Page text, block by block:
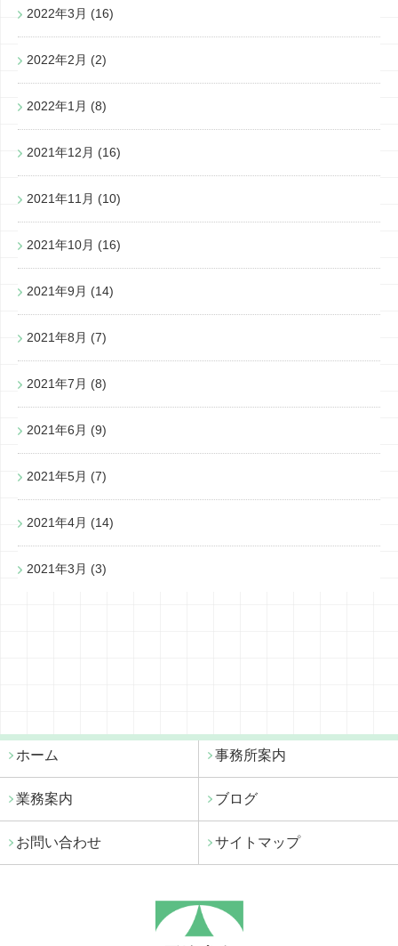
2022年3月 (16)
2022年2月 (2)
2022年1月 (8)
2021年12月 (16)
2021年11月 (10)
2021年10月 (16)
2021年9月 (14)
2021年8月 (7)
2021年7月 (8)
2021年6月 (9)
2021年5月 (7)
2021年4月 (14)
2021年3月 (3)
ホーム 事務所案内
業務案内 ブログ
お問い合わせ サイトマップ